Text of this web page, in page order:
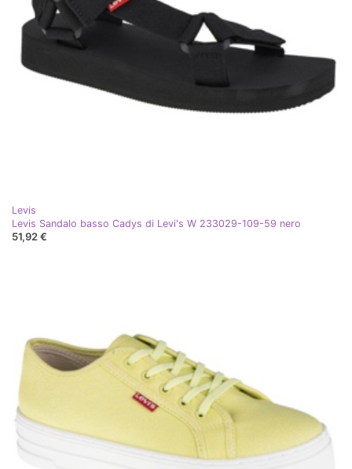
Levis
Levis Sandalo basso Cadys di Levi's W 233029-109-59 nero
51,92 €